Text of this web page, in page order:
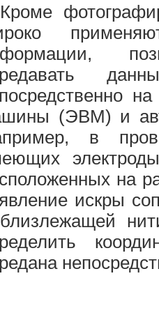
Кроме
(ЭВМ) и
в
на
искры